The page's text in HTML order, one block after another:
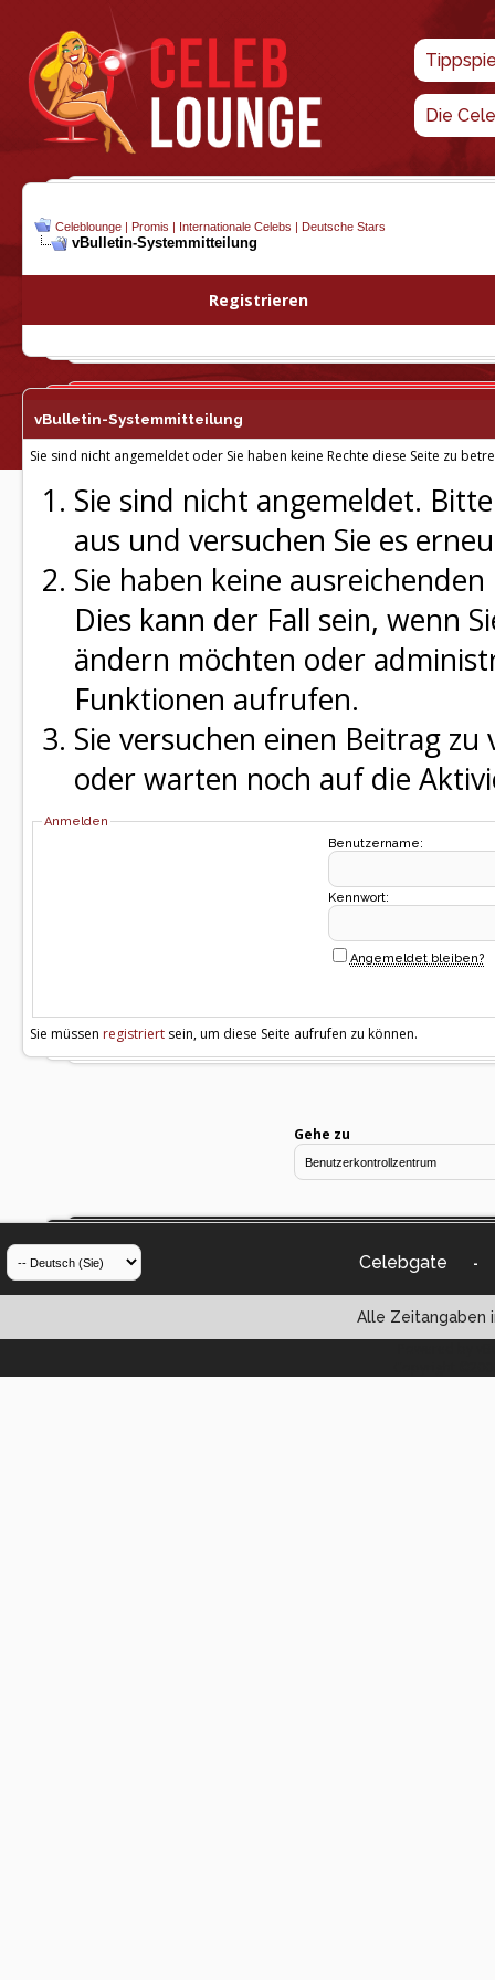
Die
Celeblounge | Promis | Internationale Celebs | Deutsche Stars
vBulletin-Systemmitteilung
Registrieren
vBulletin-Systemmitteilung
Sie sind nicht angemeldet oder Sie haben keine Rechte diese Seite zu
Sie sind nicht angemeldet.
aus und versuchen Sie es
Sie haben keine
Dies kann der Fall sein, wenn
ändern möchten oder
Funktionen aufrufen.
Sie versuchen einen Beitrag
oder warten noch auf die
Anmelden
Benutzername:
Kennwort:
Angemeldet bleiben?
Sie müssen registriert sein, um diese Seite aufrufen zu können.
Gehe zu
Celebgate -
Alle Zeitangaben